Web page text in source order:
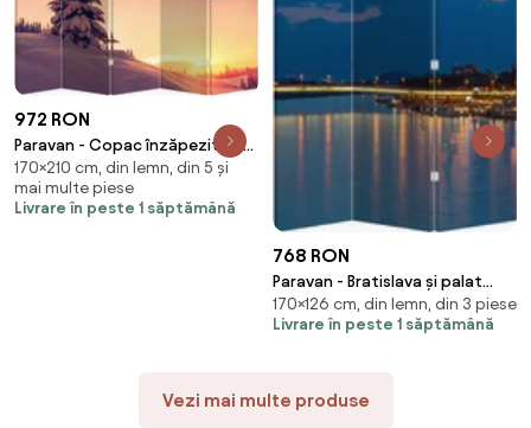
972 RON
Paravan - Copac înzăpezit pe
luncă (210x170 cm)
170×210 cm, din lemn, din 5 și
mai multe piese
Livrare în peste 1 săptămână
768 RON
Paravan - Bratislava și palat
(126x170 cm)
170×126 cm, din lemn, din 3 piese
Livrare în peste 1 săptămână
Vezi mai multe produse